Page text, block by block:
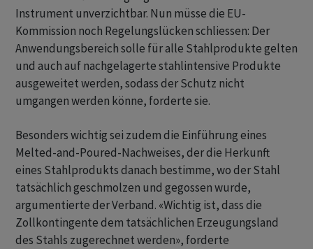
Instrument unverzichtbar. Nun müsse die EU-
Kommission noch Regelungslücken schliessen: Der
Anwendungsbereich solle für alle Stahlprodukte gelten
und auch auf nachgelagerte stahlintensive Produkte
ausgeweitet werden, sodass der Schutz nicht
umgangen werden könne, forderte sie.
Besonders wichtig sei zudem die Einführung eines
Melted-and-Poured-Nachweises, der die Herkunft
eines Stahlprodukts danach bestimme, wo der Stahl
tatsächlich geschmolzen und gegossen wurde,
argumentierte der Verband. «Wichtig ist, dass die
Zollkontingente dem tatsächlichen Erzeugungsland
des Stahls zugerechnet werden», forderte